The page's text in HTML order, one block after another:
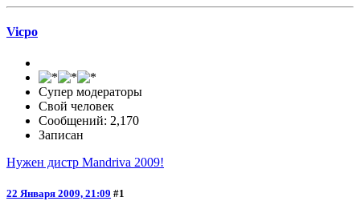
Vicpo
Супер модераторы
Свой человек
Сообщений: 2,170
Записан
Нужен дистр Mandriva 2009!
22 Января 2009, 21:09 #1